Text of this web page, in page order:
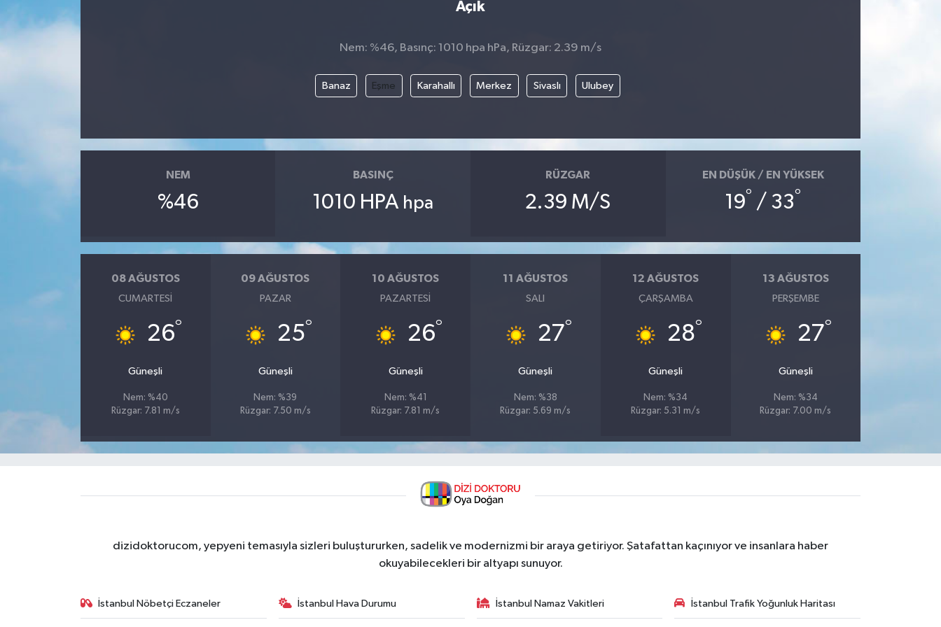
Açık
Nem: %46, Basınç: 1010 hpa hPa, Rüzgar: 2.39 m/s
Banaz Eşme Karahallı Merkez Sivaslı Ulubey
NEM
%46
BASINÇ
1010 HPA hpa
RÜZGAR
2.39 M/S
EN DÜŞÜK / EN YÜKSEK
19° / 33°
08 AĞUSTOS
CUMARTESI
26°
Güneşli
Nem: %40
Rüzgar: 7.81 m/s
09 AĞUSTOS
PAZAR
25°
Güneşli
Nem: %39
Rüzgar: 7.50 m/s
10 AĞUSTOS
PAZARTESI
26°
Güneşli
Nem: %41
Rüzgar: 7.81 m/s
11 AĞUSTOS
SALI
27°
Güneşli
Nem: %38
Rüzgar: 5.69 m/s
12 AĞUSTOS
ÇARŞAMBA
28°
Güneşli
Nem: %34
Rüzgar: 5.31 m/s
13 AĞUSTOS
PERŞEMBE
27°
Güneşli
Nem: %34
Rüzgar: 7.00 m/s
dizidoktorucom, yepyeni temasıyla sizleri buluştururken, sadelik ve modernizmi bir araya getiriyor. Şatafattan kaçınıyor ve insanlara haber
okuyabilecekleri bir altyapı sunuyor.
İstanbul Nöbetçi Eczaneler İstanbul Hava Durumu İstanbul Namaz Vakitleri İstanbul Trafik Yoğunluk Haritası